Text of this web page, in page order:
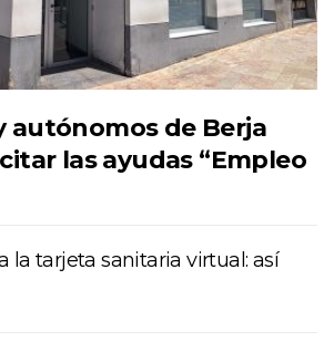
autónomos de Berja
las ayudas “Empleo
la tarjeta sanitaria virtual: así